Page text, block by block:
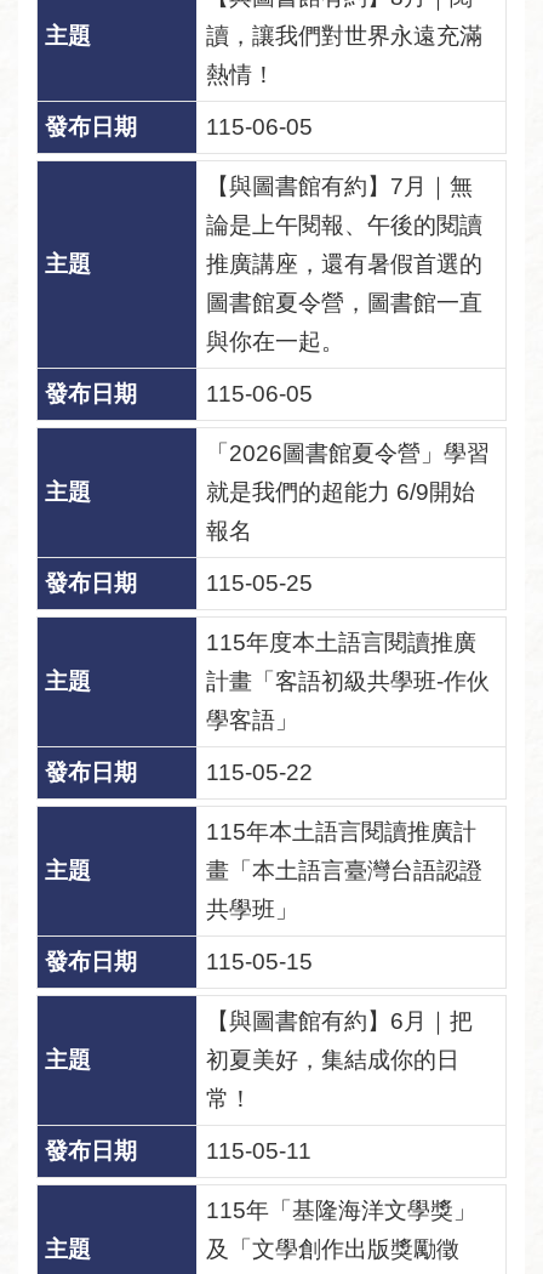
讀，讓我們對世界永遠充滿
熱情！
115-06-05
【與圖書館有約】7月｜無
論是上午閱報、午後的閱讀
推廣講座，還有暑假首選的
圖書館夏令營，圖書館一直
與你在一起。
115-06-05
「2026圖書館夏令營」學習
就是我們的超能力 6/9開始
報名
115-05-25
115年度本土語言閱讀推廣
計畫「客語初級共學班-作伙
學客語」
115-05-22
115年本土語言閱讀推廣計
畫「本土語言臺灣台語認證
共學班」
115-05-15
【與圖書館有約】6月｜把
初夏美好，集結成你的日
常！
115-05-11
115年「基隆海洋文學獎」
及「文學創作出版獎勵徵